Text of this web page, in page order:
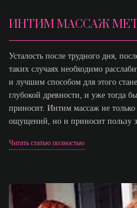
ИНТИМ МАССАЖ
Усталость после трудного дня,
таких случаях необходимо
и лучшим способом для этого
глубокой древности, и уже тогда
приносит. Интим массаж не
ощущений, но и приносит пользу
Читать статью полностью